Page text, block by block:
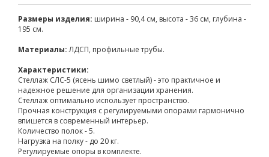
Размеры изделия: ширина - 90,4 см, высота - 36 см, глубина -
195 см.
Материалы:ЛДСП, профильные трубы.
Характеристики:
Стеллаж СЛС-5 (ясень шимо светлый) - это практичное и
надежное решение для организации хранения.
Стеллаж оптимально использует пространство.
Прочная конструкция с регулируемыми опорами гармонично
впишется в современный интерьер.
Количество полок - 5.
Нагрузка на полку - до 20 кг.
Регулируемые опоры в комплекте.